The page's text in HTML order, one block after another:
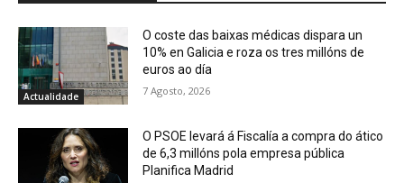
Actualidade
O coste das baixas médicas dispara un
10% en Galicia e roza os tres millóns de
euros ao día
7 Agosto, 2026
O PSOE levará á Fiscalía a compra do ático
de 6,3 millóns pola empresa pública
Planifica Madrid